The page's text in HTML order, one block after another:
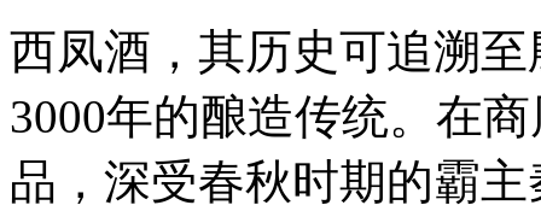
西凤酒，其历史可追溯
3000年的酿造传统。在
品，深受春秋时期的霸